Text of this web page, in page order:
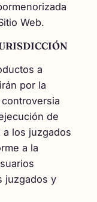
Web.
a
por la
de
los juzgados
a la
juzgados y